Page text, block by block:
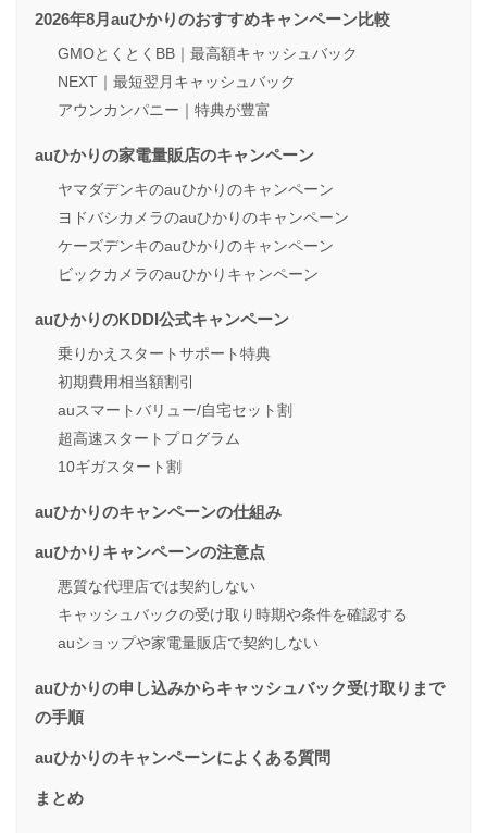
2026年8月auひかりのおすすめキャンペーン比較
GMOとくとくBB｜最高額キャッシュバック
NEXT｜最短翌月キャッシュバック
アウンカンパニー｜特典が豊富
auひかりの家電量販店のキャンペーン
ヤマダデンキのauひかりのキャンペーン
ヨドバシカメラのauひかりのキャンペーン
ケーズデンキのauひかりのキャンペーン
ビックカメラのauひかりキャンペーン
auひかりのKDDI公式キャンペーン
乗りかえスタートサポート特典
初期費用相当額割引
auスマートバリュー/自宅セット割
超高速スタートプログラム
10ギガスタート割
auひかりのキャンペーンの仕組み
auひかりキャンペーンの注意点
悪質な代理店では契約しない
キャッシュバックの受け取り時期や条件を確認する
auショップや家電量販店で契約しない
auひかりの申し込みからキャッシュバック受け取りまで
の手順
auひかりのキャンペーンによくある質問
まとめ